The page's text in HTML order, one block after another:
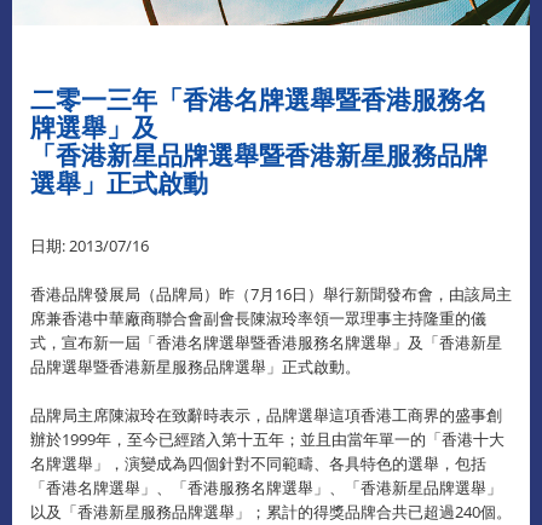
二零一三年「香港名牌選舉暨香港服務名
牌選舉」及
「香港新星品牌選舉暨香港新星服務品牌
選舉」正式啟動
日期: 2013/07/16
香港品牌發展局（品牌局）昨（7月16日）舉行新聞發布會，由該局主
席兼香港中華廠商聯合會副會長陳淑玲率領一眾理事主持隆重的儀
式，宣布新一屆「香港名牌選舉暨香港服務名牌選舉」及「香港新星
品牌選舉暨香港新星服務品牌選舉」正式啟動。
品牌局主席陳淑玲在致辭時表示，品牌選舉這項香港工商界的盛事創
辦於1999年，至今已經踏入第十五年；並且由當年單一的「香港十大
名牌選舉」，演變成為四個針對不同範疇、各具特色的選舉，包括
「香港名牌選舉」、「香港服務名牌選舉」、「香港新星品牌選舉」
以及「香港新星服務品牌選舉」；累計的得獎品牌合共已超過240個。